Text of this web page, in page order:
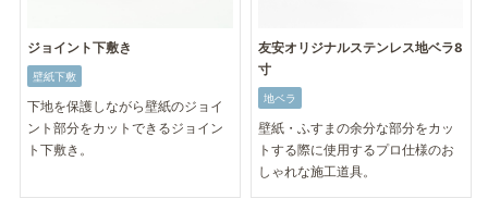
ジョイント下敷き
壁紙下敷
下地を保護しながら壁紙のジョイ
ント部分をカットできるジョイン
ト下敷き。
友安オリジナルステンレス地ベラ8
寸
地ベラ
壁紙・ふすまの余分な部分をカッ
トする際に使用するプロ仕様のお
しゃれな施工道具。